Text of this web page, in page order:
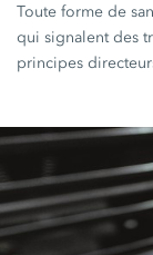
Toute forme de
qui signalent des
principes